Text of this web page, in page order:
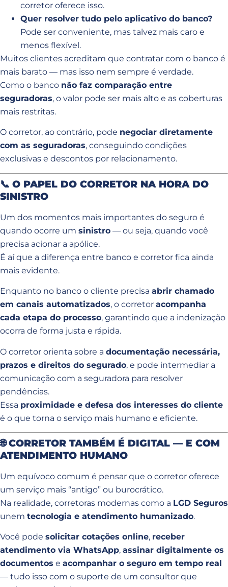
corretor oferece isso.
Quer resolver tudo pelo aplicativo do banco?
Pode ser conveniente, mas talvez mais caro e
menos flexível.
Muitos clientes acreditam que contratar com o banco é
mais barato — mas isso nem sempre é verdade.
Como o banco não faz comparação entre
seguradoras, o valor pode ser mais alto e as coberturas
mais restritas.
O corretor, ao contrário, pode negociar diretamente
com as seguradoras, conseguindo condições
exclusivas e descontos por relacionamento.
📞 O PAPEL DO CORRETOR NA HORA DO
SINISTRO
Um dos momentos mais importantes do seguro é
quando ocorre um sinistro — ou seja, quando você
precisa acionar a apólice.
É aí que a diferença entre banco e corretor fica ainda
mais evidente.
Enquanto no banco o cliente precisa abrir chamado
em canais automatizados, o corretor acompanha
cada etapa do processo, garantindo que a indenização
ocorra de forma justa e rápida.
O corretor orienta sobre a documentação necessária,
prazos e direitos do segurado, e pode intermediar a
comunicação com a seguradora para resolver
pendências.
Essa proximidade e defesa dos interesses do cliente
é o que torna o serviço mais humano e eficiente.
🌐CORRETOR TAMBÉM É DIGITAL — E COM
ATENDIMENTO HUMANO
Um equívoco comum é pensar que o corretor oferece
um serviço mais “antigo” ou burocrático.
Na realidade, corretoras modernas como a LGD Seguros
unem tecnologia e atendimento humanizado.
Você pode solicitar cotações online, receber
atendimento via WhatsApp, assinar digitalmente os
documentos e acompanhar o seguro em tempo real
— tudo isso com o suporte de um consultor que